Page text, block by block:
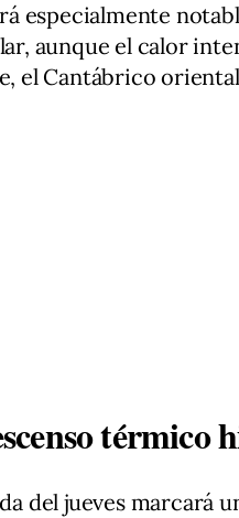
especialmente
aunque el calor
el Cantábrico oriental
térmico
del jueves marcará